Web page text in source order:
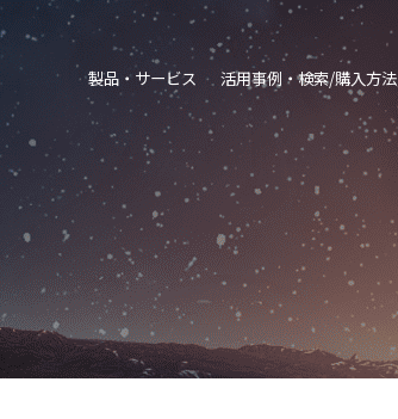
製品・サービス 活用事例・検索/購入方法